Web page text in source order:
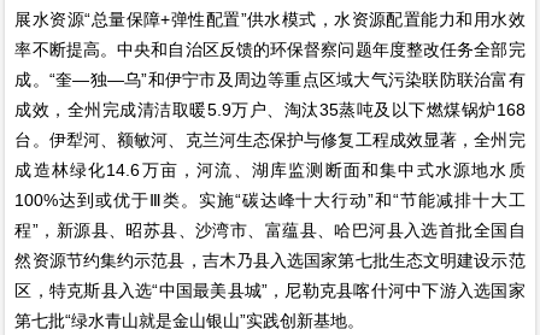
展水资源“总量保障+弹性配置”供水模式，水资源配置能力和用水效
率不断提高。中央和自治区反馈的环保督察问题年度整改任务全部完
成。“奎—独—乌”和伊宁市及周边等重点区域大气污染联防联治富有
成效，全州完成清洁取暖5.9万户、淘汰35蒸吨及以下燃煤锅炉168
台。伊犁河、额敏河、克兰河生态保护与修复工程成效显著，全州完
成造林绿化14.6万亩，河流、湖库监测断面和集中式水源地水质
100%达到或优于Ⅲ类。实施“碳达峰十大行动”和“节能减排十大工
程”，新源县、昭苏县、沙湾市、富蕴县、哈巴河县入选首批全国自
然资源节约集约示范县，吉木乃县入选国家第七批生态文明建设示范
区，特克斯县入选“中国最美县城”，尼勒克县喀什河中下游入选国家
第七批“绿水青山就是金山银山”实践创新基地。